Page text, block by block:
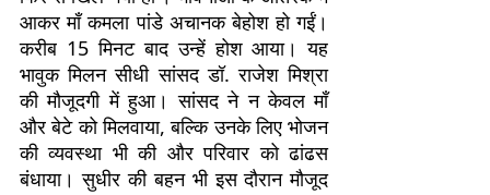
आकर माँ कमला पांडे अचानक बेहोश हो गईं।
करीब 15 मिनट बाद उन्हें होश आया। यह
भावुक मिलन सीधी सांसद डॉ. राजेश मिश्रा
की मौजूदगी में हुआ। सांसद ने न केवल माँ
और बेटे को मिलवाया, बल्कि उनके लिए भोजन
की व्यवस्था भी की और परिवार को ढांढस
बंधाया। सुधीर की बहन भी इस दौरान मौजूद